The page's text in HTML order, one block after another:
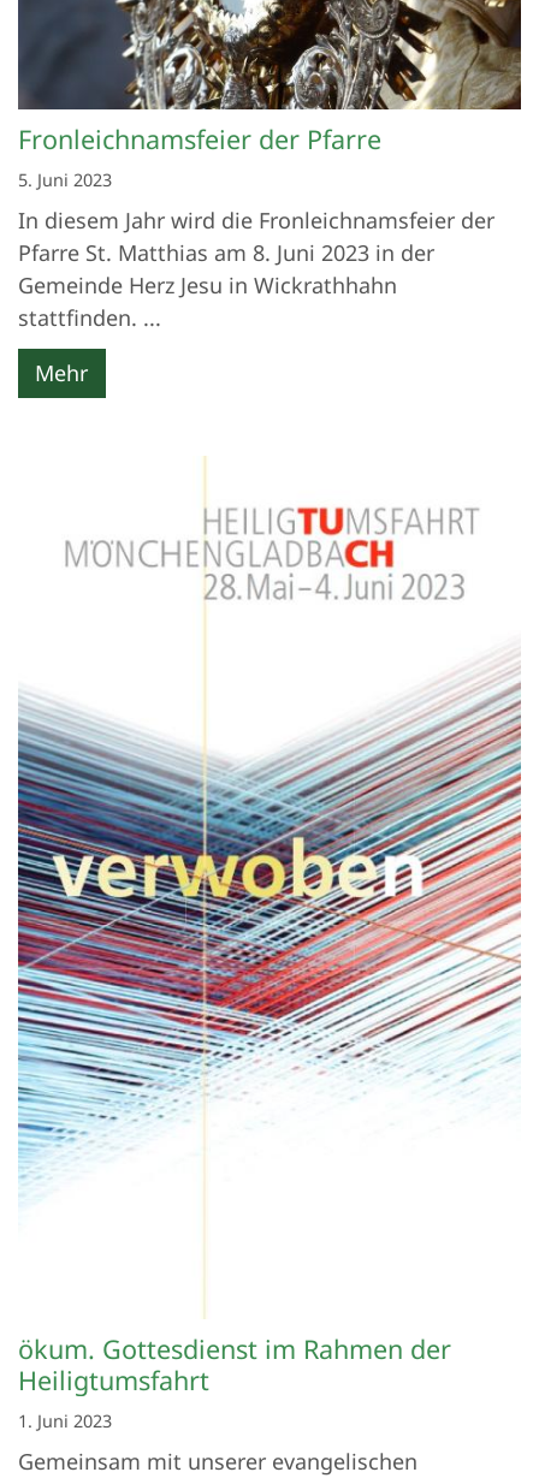
Fronleichnamsfeier der Pfarre
5. Juni 2023
In diesem Jahr wird die Fronleichnamsfeier der
Pfarre St. Matthias am 8. Juni 2023 in der
Gemeinde Herz Jesu in Wickrathhahn
stattfinden. ...
Mehr
ökum. Gottesdienst im Rahmen der
Heiligtumsfahrt
1. Juni 2023
Gemeinsam mit unserer evangelischen